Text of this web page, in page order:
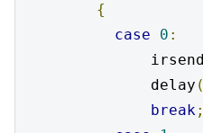
{
case
0 :
              irsend
              delay
(
break;